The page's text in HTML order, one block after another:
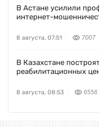
В Астане усилили
интернет-
8 августа, 07:51 7007
В Казахстане
реабилитационных
8 августа, 08:53 6556